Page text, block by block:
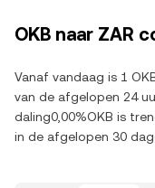
OKB naar ZAR
Vanaf vandaag is 1
van de afgelopen 24
daling0,00%OKB is
in de afgelopen 30